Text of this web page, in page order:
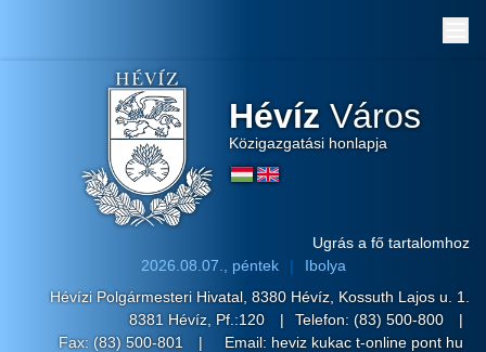
Hévíz Város
Közigazgatási honlapja
Ugrás a fő tartalomhoz
2026.08.07., péntek
Ibolya
Hévízi Polgármesteri Hivatal, 8380 Hévíz, Kossuth Lajos u. 1.
8381 Hévíz, Pf.:120
Telefon: (83) 500-800
Fax: (83) 500-801
Email: heviz kukac t-online pont hu